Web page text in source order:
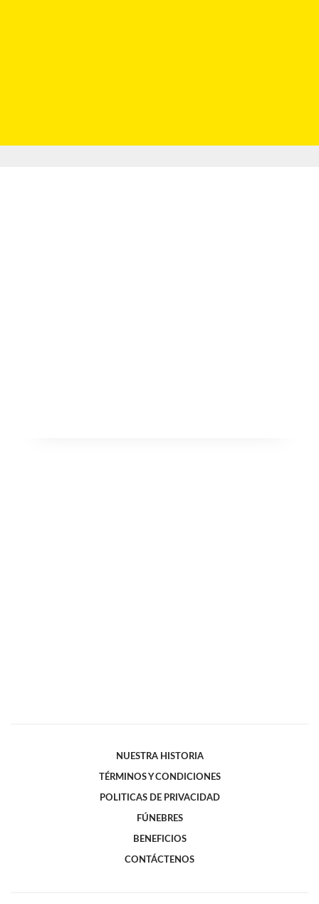
NUESTRA HISTORIA
TÉRMINOS Y CONDICIONES
POLITICAS DE PRIVACIDAD
FÚNEBRES
BENEFICIOS
CONTÁCTENOS